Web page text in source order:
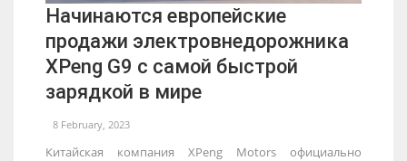
Начинаются европейские
продажи электровнедорожника
XPeng G9 с самой быстрой
зарядкой в мире
8 February, 2023
Китайская компания XPeng Motors официально